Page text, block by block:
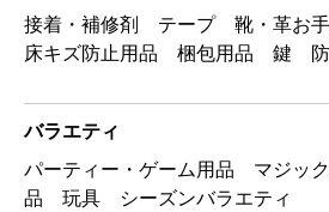
接着・補修剤 テープ 靴・革お
床キズ防止用品 梱包用品 鍵 防
バラエティ
パーティー・ゲーム用品 マジッ
品 玩具 シーズンバラエティ